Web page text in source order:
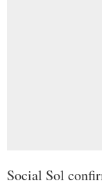
Social Sol